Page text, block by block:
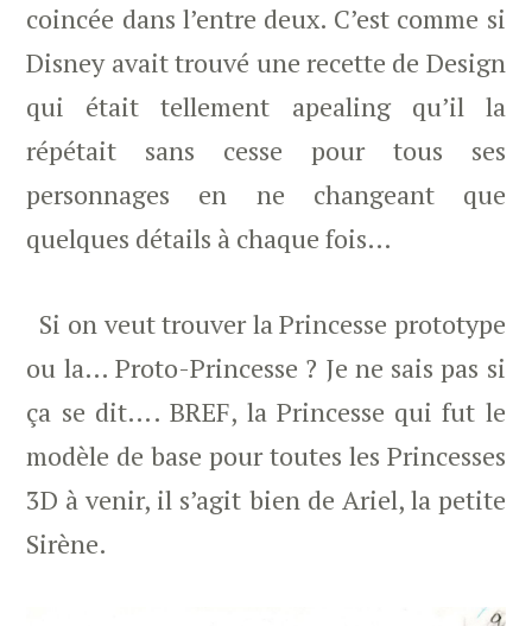
coincée dans l’entre deux. C’est comme si
Disney avait trouvé une recette de Design
qui était tellement apealing qu’il la
répétait sans cesse pour tous ses
personnages en ne changeant que
quelques détails à chaque fois…
Si on veut trouver la Princesse prototype
ou la… Proto-Princesse ? Je ne sais pas si
ça se dit…. BREF, la Princesse qui fut le
modèle de base pour toutes les Princesses
3D à venir, il s’agit bien de Ariel, la petite
Sirène.